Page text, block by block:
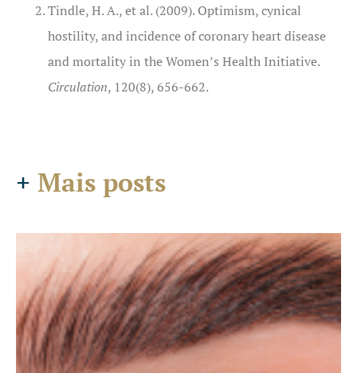
Tindle, H. A., et al. (2009). Optimism, cynical
hostility, and incidence of coronary heart disease
and mortality in the Women’s Health Initiative.
Circulation, 120(8), 656-662.
+ Mais posts